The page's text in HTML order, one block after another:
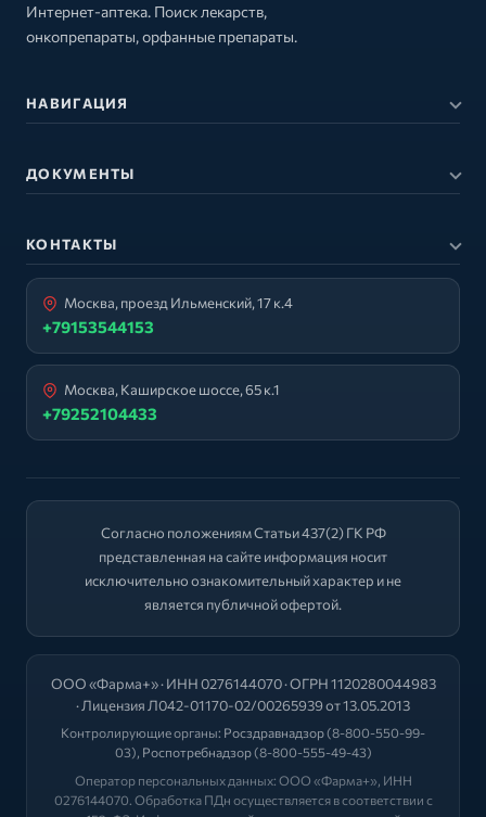
Интернет-аптека. Поиск лекарств,
онкопрепараты, орфанные препараты.
НАВИГАЦИЯ
ДОКУМЕНТЫ
КОНТАКТЫ
Москва, проезд Ильменский, 17 к.4
+79153544153
Москва, Каширское шоссе, 65 к.1
+79252104433
Согласно положениям Статьи 437(2) ГК РФ
представленная на сайте информация носит
исключительно ознакомительный характер и не
является публичной офертой.
ООО «Фарма+» · ИНН 0276144070 · ОГРН 1120280044983
· Лицензия Л042-01170-02/00265939 от 13.05.2013
Контролирующие органы: Росздравнадзор(8-800-550-99-
03), Роспотребнадзор(8-800-555-49-43)
Оператор персональных данных: ООО «Фарма+», ИНН
0276144070. Обработка ПДн осуществляется в соответствии с